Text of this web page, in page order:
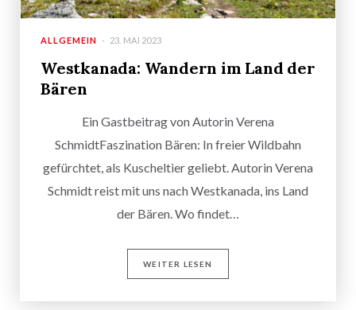
ALLGEMEIN 23. MAI 2023
Westkanada: Wandern im Land der
Bären
Ein Gastbeitrag von Autorin Verena
SchmidtFaszination Bären: In freier Wildbahn
gefürchtet, als Kuscheltier geliebt. Autorin Verena
Schmidt reist mit uns nach Westkanada, ins Land
der Bären. Wo findet…
WEITER LESEN